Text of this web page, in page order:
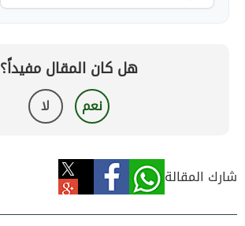
هل كان المقال مفيداً؟
نعم لا
شارك المقالة